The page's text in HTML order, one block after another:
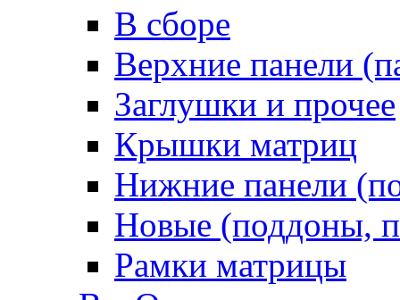
В сборе
Верхние панели
Заглушки и прочее
Крышки матриц
Нижние панели
Новые (поддоны,
Рамки матрицы